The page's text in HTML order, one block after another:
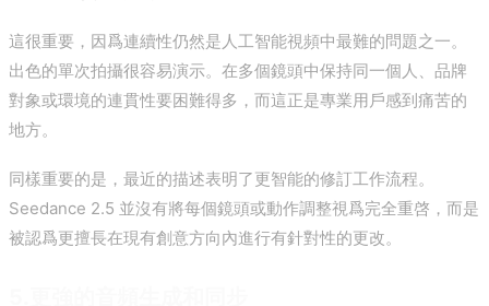
這很重要，因爲連續性仍然是人工智能視頻中最難的問題之一。
出色的單次拍攝很容易演示。在多個鏡頭中保持同一個人、品牌
對象或環境的連貫性要困難得多，而這正是專業用戶感到痛苦的
地方。
同樣重要的是，最近的描述表明了更智能的修訂工作流程。
Seedance 2.5 並沒有將每個鏡頭或動作調整視爲完全重啓，而是
被認爲更擅長在現有創意方向內進行有針對性的更改。